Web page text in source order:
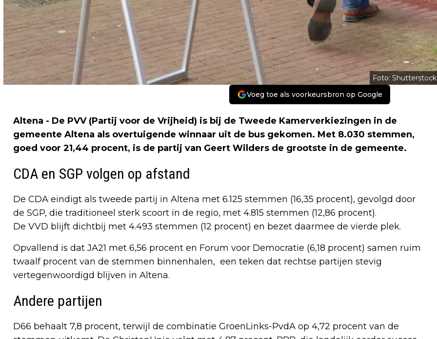
Foto: Shutterstock
Voeg toe als voorkeursbron op Google
Altena - De PVV (Partij voor de Vrijheid) is bij de Tweede Kamerverkiezingen in de
gemeente Altena als overtuigende winnaar uit de bus gekomen. Met 8.030 stemmen,
goed voor 21,44 procent, is de partij van Geert Wilders de grootste in de gemeente.
CDA en SGP volgen op afstand
De CDA eindigt als tweede partij in Altena met 6.125 stemmen (16,35 procent), gevolgd door
de SGP, die traditioneel sterk scoort in de regio, met 4.815 stemmen (12,86 procent).
De VVD blijft dichtbij met 4.493 stemmen (12 procent) en bezet daarmee de vierde plek.
Opvallend is dat JA21 met 6,56 procent en Forum voor Democratie (6,18 procent) samen ruim
twaalf procent van de stemmen binnenhalen, een teken dat rechtse partijen stevig
vertegenwoordigd blijven in Altena.
Andere partijen
D66 behaalt 7,8 procent, terwijl de combinatie GroenLinks-PvdA op 4,72 procent van de